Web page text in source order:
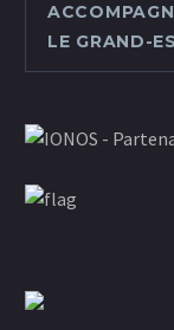
LE GRAND-